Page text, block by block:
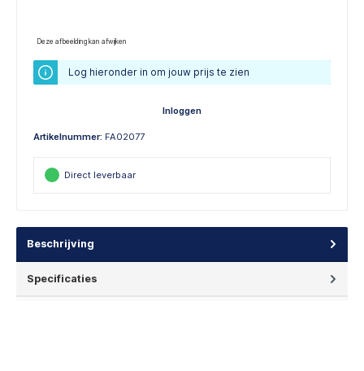
Deze afbeelding kan afwijken
Log hieronder in om jouw prijs te zien
Inloggen
Artikelnummer: FA02077
Direct leverbaar
Beschrijving
Specificaties